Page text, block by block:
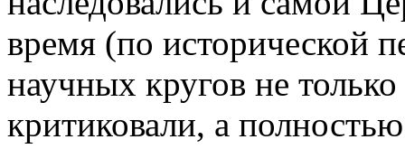
время (по исторической
научных кругов не
критиковали, а